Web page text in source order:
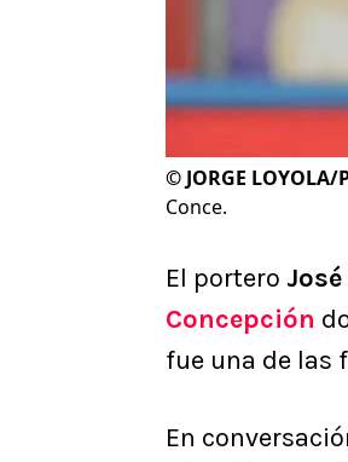
© JORGE LOYOLA/
Conce.
El portero
Concepción
fue una de las
En